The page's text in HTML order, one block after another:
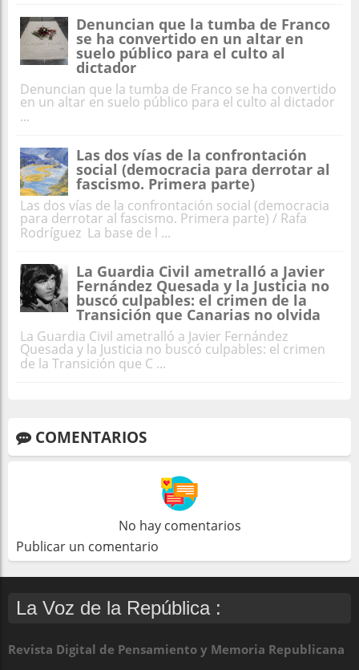
Denuncian que la tumba de Franco
se ha convertido en un altar en
suelo público para el culto al
dictador
Denuncian que la tumba de Franco se ha convertido
en un altar en suelo público para el culto al dictador
...
Las dos vías de la confrontación
social (democracia para derrotar al
fascismo. Primera parte)
Las dos vías de la confrontación social (democracia
para derrotar al fascismo. Primera parte) / Rafa
Rodríguez La base de l ...
La Guardia Civil ametralló a Javier
Fernández Quesada y la Justicia no
buscó culpables: el crimen de la
Transición que Canarias no olvida
La Guardia Civil ametralló a Javier Fernández
Quesada y la Justicia no buscó culpables: el crimen
de la Transición que C ...
COMENTARIOS
No hay comentarios
Publicar un comentario
La Voz de la República :
Revista Digital de Pensamiento y Memoria Republicana